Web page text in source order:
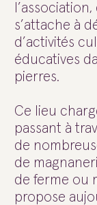
s’attache à
d’activités
éducatives
pierres.
Ce lieu
passant à
de
de
de ferme ou
propose